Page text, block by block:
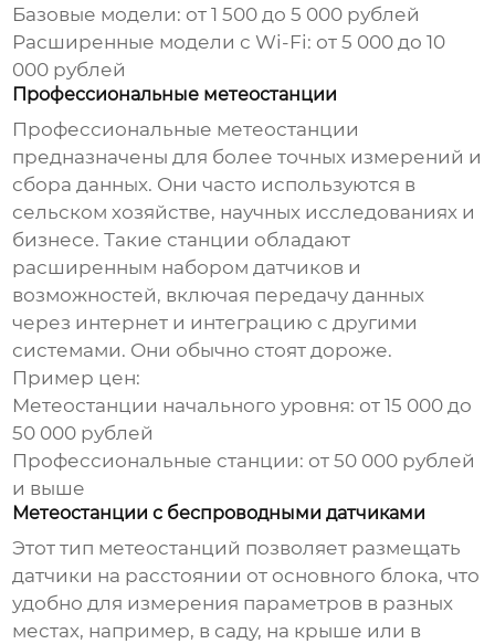
Базовые модели: от 1 500 до 5 000 рублей
Расширенные модели с Wi-Fi: от 5 000 до 10
000 рублей
Профессиональные метеостанции
Профессиональные метеостанции
предназначены для более точных измерений и
сбора данных. Они часто используются в
сельском хозяйстве, научных исследованиях и
бизнесе. Такие станции обладают
расширенным набором датчиков и
возможностей, включая передачу данных
через интернет и интеграцию с другими
системами. Они обычно стоят дороже.
Пример цен:
Метеостанции начального уровня: от 15 000 до
50 000 рублей
Профессиональные станции: от 50 000 рублей
и выше
Метеостанции с беспроводными датчиками
Этот тип метеостанций позволяет размещать
датчики на расстоянии от основного блока, что
удобно для измерения параметров в разных
местах, например, в саду, на крыше или в